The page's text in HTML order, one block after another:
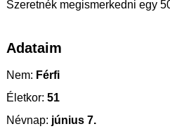
Szeretnék megismerkedni egy
Adataim
Nem: Férfi
Életkor: 51
Névnap: június 7.